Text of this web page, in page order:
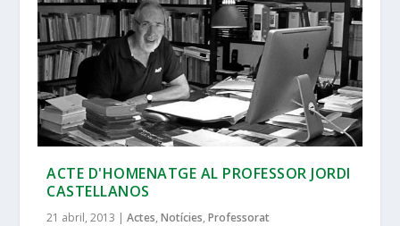
ACTE D'HOMENATGE AL PROFESSOR JORDI
CASTELLANOS
21 abril, 2013 |Actes,Notícies,Professorat